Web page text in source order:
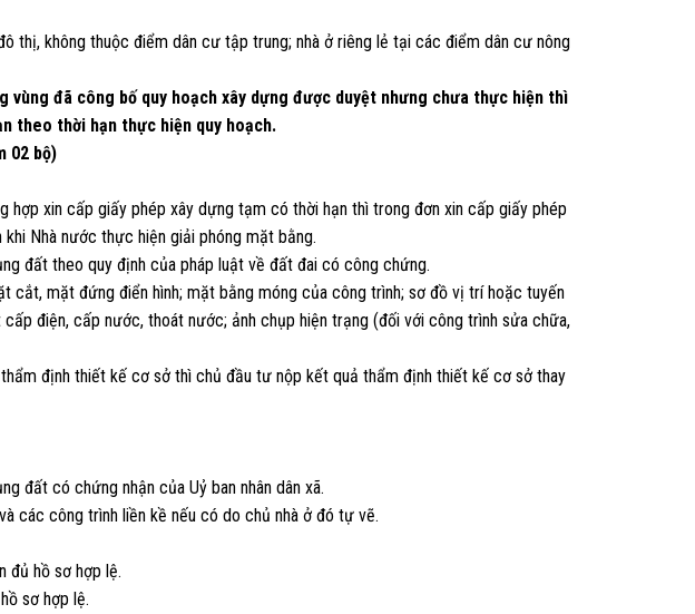
thị, không thuộc điểm dân cư tập trung; nhà ở riêng lẻ tại các điểm dân cư nông
đã công bố quy hoạch xây dựng được duyệt nhưng chưa thực hiện thì
theo thời hạn thực hiện quy hoạch.
02 bộ)
hợp xin cấp giấy phép xây dựng tạm có thời hạn thì trong đơn xin cấp giấy phép
Nhà nước thực hiện giải phóng mặt bằng.
đất theo quy định của pháp luật về đất đai có công chứng.
cắt, mặt đứng điển hình; mặt bằng móng của công trình; sơ đồ vị trí hoặc tuyến
điện, cấp nước, thoát nước; ảnh chụp hiện trạng (đối với công trình sửa chữa,
định thiết kế cơ sở thì chủ đầu tư nộp kết quả thẩm định thiết kế cơ sở thay
đất có chứng nhận của Uỷ ban nhân dân xã.
các công trình liền kề nếu có do chủ nhà ở đó tự vẽ.
đủ hồ sơ hợp lệ.
sơ hợp lệ.